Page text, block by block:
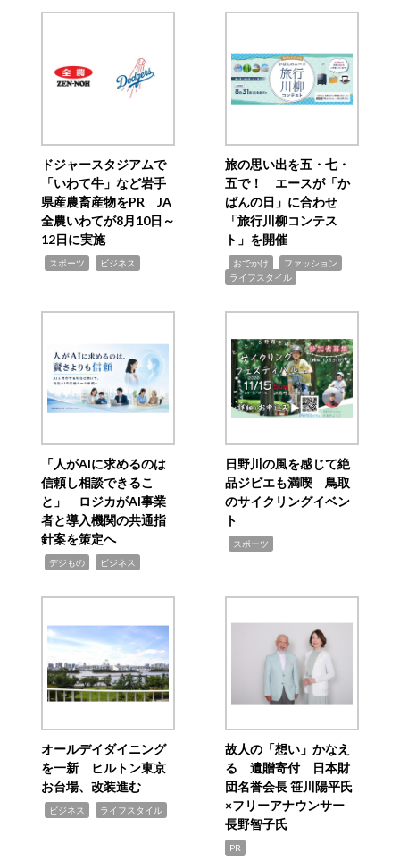
ドジャースタジアムで
「いわて牛」など岩手
県産農畜産物をPR JA
全農いわてが8月10日～
12日に実施
スポーツ ビジネス
旅の思い出を五・七・
五で！ エースが「か
ばんの日」に合わせ
「旅行川柳コンテス
ト」を開催
おでかけ ファッション
ライフスタイル
「人がAIに求めるのは
信頼し相談できるこ
と」 ロジカがAI事業
者と導入機関の共通指
針案を策定へ
デジもの ビジネス
日野川の風を感じて絶
品ジビエも満喫 鳥取
のサイクリングイベン
ト
スポーツ
オールデイダイニング
を一新 ヒルトン東京
お台場、改装進む
ビジネス ライフスタイル
故人の「想い」かなえ
る 遺贈寄付 日本財
団名誉会長 笹川陽平氏
×フリーアナウンサー
長野智子氏
PR